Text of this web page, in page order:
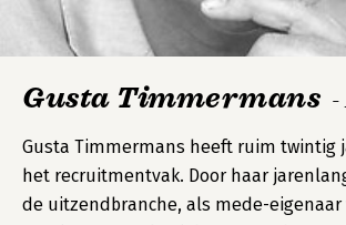
Gusta Timmermans -
Gusta Timmermans heeft ruim twintig
het recruitmentvak. Door haar
de uitzendbranche, als mede-eigenaar